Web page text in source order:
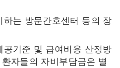
하는 방문간호센터 등의 장
공기준 및 급여비용 산정방
자들의 자비부담금은 별